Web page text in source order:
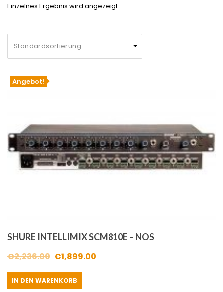
Einzelnes Ergebnis wird angezeigt
Angebot!
SHURE INTELLIMIX SCM810E – NOS
€2,236.00 Ursprünglicher
Preis
war:
€1,899.00
IN DEN WARENKORB